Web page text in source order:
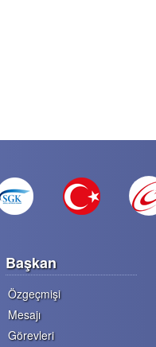
Başkan
Özgeçmişi
Mesajı
Görevleri